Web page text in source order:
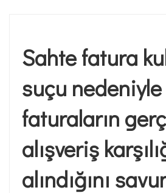
Sahte fatura
suçu nedeniyle
faturaların
alışveriş
alındığını